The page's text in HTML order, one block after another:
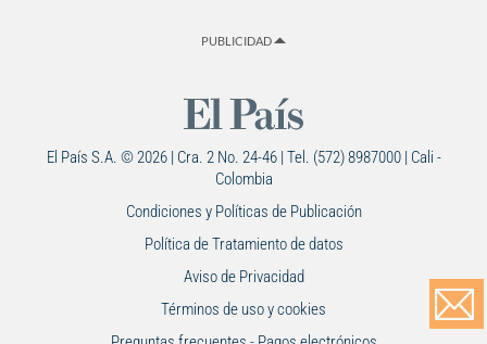
PUBLICIDAD
El País S.A. © 2026 | Cra. 2 No. 24-46 | Tel. (572) 8987000 | Cali -
Colombia
Condiciones y Políticas de Publicación
Política de Tratamiento de datos
Aviso de Privacidad
Términos de uso y cookies